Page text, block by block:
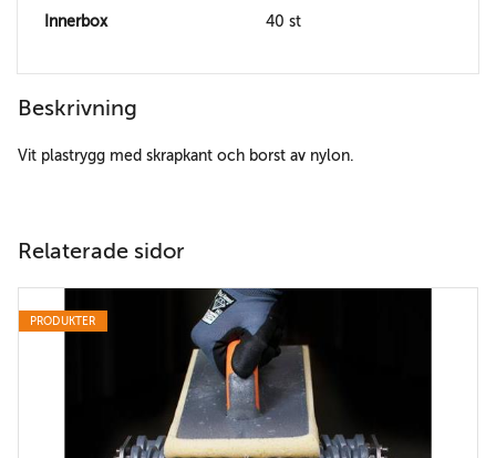
Innerbox 40 st
Beskrivning
Vit plastrygg med skrapkant och borst av nylon.
Relaterade sidor
PRODUKTER